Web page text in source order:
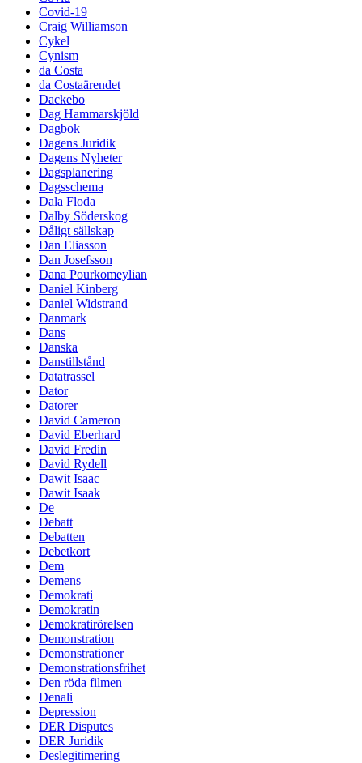
Covid-19
Craig Williamson
Cykel
Cynism
da Costa
da Costaärendet
Dackebo
Dag Hammarskjöld
Dagbok
Dagens Juridik
Dagens Nyheter
Dagsplanering
Dagsschema
Dala Floda
Dalby Söderskog
Dåligt sällskap
Dan Eliasson
Dan Josefsson
Dana Pourkomeylian
Daniel Kinberg
Daniel Widstrand
Danmark
Dans
Danska
Danstillstånd
Datatrassel
Dator
Datorer
David Cameron
David Eberhard
David Fredin
David Rydell
Dawit Isaac
Dawit Isaak
De
Debatt
Debatten
Debetkort
Dem
Demens
Demokrati
Demokratin
Demokratirörelsen
Demonstration
Demonstrationer
Demonstrationsfrihet
Den röda filmen
Denali
Depression
DER Disputes
DER Juridik
Deslegitimering